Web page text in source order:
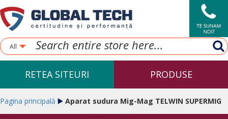
All
RETEA SITEURI PRODUSE
Pagina principală Aparat sudura Mig-Mag TELWIN SUPERMIG